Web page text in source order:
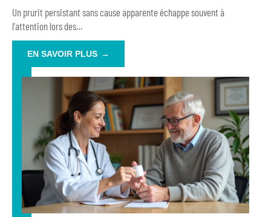
Un prurit persistant sans cause apparente échappe souvent à
l'attention lors des…
EN SAVOIR PLUS